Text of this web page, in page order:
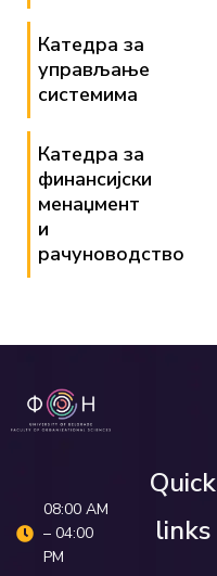
Катедра за
управљање
системима
Катедра за
финансијски
менаџмент
и
рачуноводство
08:00 AM
– 04:00
PM
Quick
links